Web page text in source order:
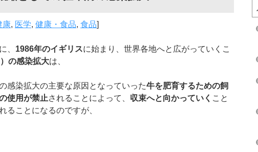
康, 医学, 健康・食品, 食品]
、 1986年のイギリスに始まり、世界各地へと広がっていくこ
）の感染拡大は、
感染拡大の主要な原因となっていった牛を肥育するための飼
使用が禁止されることによって、 収束へと向かっていく こと
ることになるのですが、